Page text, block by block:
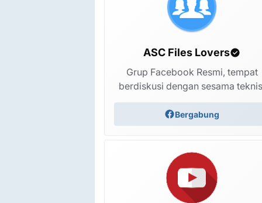
ASC Files Lovers
Grup Facebook Resmi, tempat
berdiskusi dengan sesama
Bergabung